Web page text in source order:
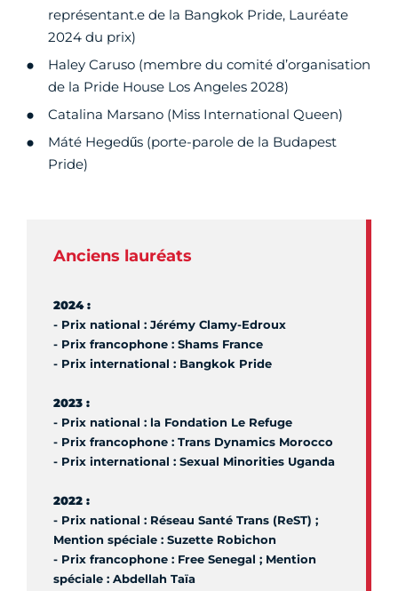
représentant.e de la Bangkok Pride, Lauréate
2024 du prix)
Haley Caruso️ (membre du comité d’organisation
de la Pride House Los Angeles 2028)
Catalina Marsano (Miss International Queen)
Máté Hegedűs (porte-parole de la Budapest
Pride)
Anciens lauréats
2024 :
- Prix national : Jérémy Clamy-Edroux
- Prix francophone : Shams France
- Prix international : Bangkok Pride
2023 :
- Prix national : la Fondation Le Refuge
- Prix francophone : Trans Dynamics Morocco
- Prix international : Sexual Minorities Uganda
2022 :
- Prix national : Réseau Santé Trans (ReST) ;
Mention spéciale : Suzette Robichon
- Prix francophone : Free Senegal ; Mention
spéciale : Abdellah Taïa